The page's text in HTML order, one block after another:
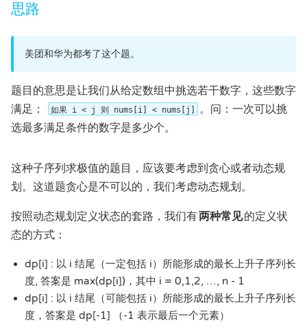
思路
美团和华为都考了这个题。
题目的意思是让我们从给定数组中挑选若干数字，这些数字
满足：
如果 i < j 则 nums[i] < nums[j]
。问：一次可以挑
选最多满足条件的数字是多少个。
这种子序列求极值的题目，应该要考虑到贪心或者动态规
划。这道题贪心是不可以的，我们考虑动态规划。
按照动态规划定义状态的套路，我们有两种常见的定义状
态的方式：
dp[i] : 以 i 结尾（一定包括 i）所能形成的最长上升子序列长
度, 答案是 max(dp[i])，其中 i = 0,1,2, …, n - 1
dp[i] : 以 i 结尾（可能包括 i）所能形成的最长上升子序列长
度，答案是 dp[-1] （-1 表示最后一个元素）